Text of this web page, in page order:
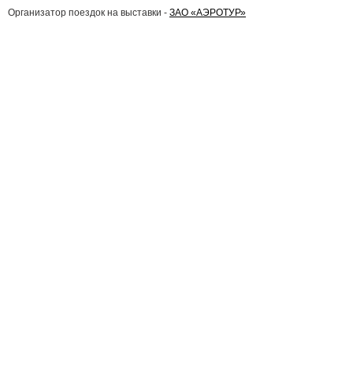
Организатор поездок на выставки - ЗАО «АЭРОТУР»